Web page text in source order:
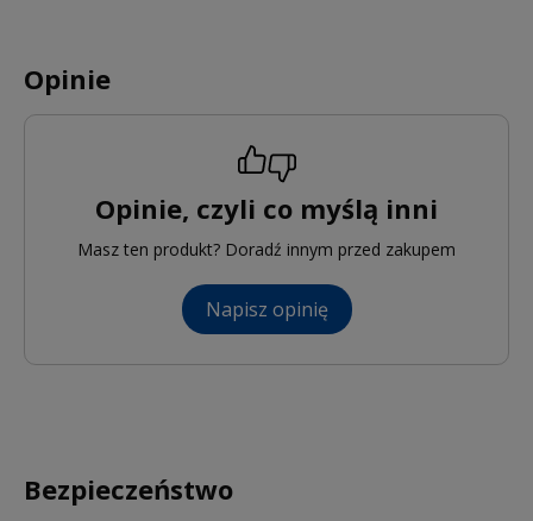
Opinie
Opinie, czyli co myślą inni
Masz ten produkt? Doradź innym przed zakupem
Napisz opinię
Bezpieczeństwo